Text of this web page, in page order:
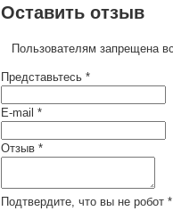
Оставить отзыв
Пользователям запрещена
Представьтесь *
E-mail *
Отзыв *
Подтвердите, что вы не робот *